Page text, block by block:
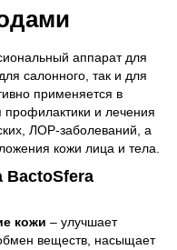
аппарат для
салонного, так и для
применяется в
и лечения
ЛОР-заболеваний, а
кожи лица и тела.
BactoSfera
кожи – улучшает
веществ, насыщает